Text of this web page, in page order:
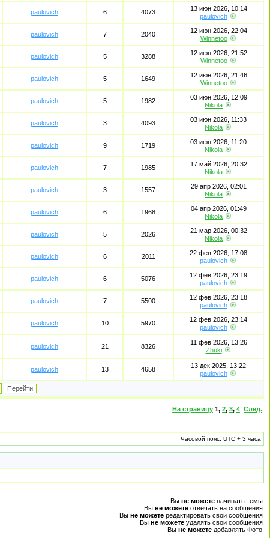
paulovich 6 4073
13 июн 2026, 10:14
paulovich
paulovich 7 2040
12 июн 2026, 22:04
Winnetoo
paulovich 5 3288
12 июн 2026, 21:52
Winnetoo
paulovich 5 1649
12 июн 2026, 21:46
Winnetoo
paulovich 5 1982
03 июн 2026, 12:09
Nikola
paulovich 3 4093
03 июн 2026, 11:33
Nikola
paulovich 9 1719
03 июн 2026, 11:20
Nikola
paulovich 7 1985
17 май 2026, 20:32
Nikola
paulovich 3 1557
29 апр 2026, 02:01
Nikola
paulovich 6 1968
04 апр 2026, 01:49
Nikola
paulovich 5 2026
21 мар 2026, 00:32
Nikola
paulovich 6 2011
22 фев 2026, 17:08
paulovich
paulovich 6 5076
12 фев 2026, 23:19
paulovich
paulovich 7 5500
12 фев 2026, 23:18
paulovich
paulovich 10 5970
12 фев 2026, 23:14
paulovich
paulovich 21 8326
11 фев 2026, 13:26
Zhuki
paulovich 13 4658
13 дек 2025, 13:22
paulovich
На страницу 1, 2, 3, 4 След.
Часовой пояс: UTC + 3 часа
Вы не можете начинать темы
Вы не можете отвечать на сообщения
Вы не можете редактировать свои сообщения
Вы не можете удалять свои сообщения
Вы не можете добавлять Фото